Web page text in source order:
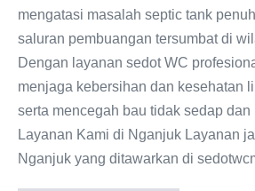
mengatasi masalah septic tank
saluran pembuangan tersumbat di
Dengan layanan sedot WC
menjaga kebersihan dan kesehatan
serta mencegah bau tidak sedap dan
Layanan Kami di Nganjuk Layanan
Nganjuk yang ditawarkan di